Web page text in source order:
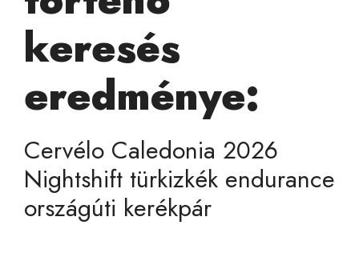
keresés
eredménye:
Cervélo Caledonia 2026
Nightshift türkizkék endurance
országúti kerékpár